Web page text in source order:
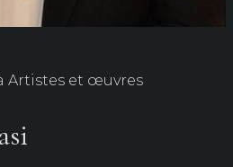
Artistes et œuvres